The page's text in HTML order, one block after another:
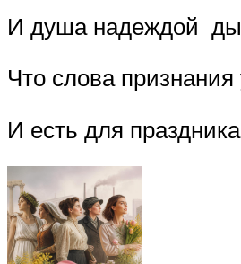
И душа надеждой
Что слова
И есть для